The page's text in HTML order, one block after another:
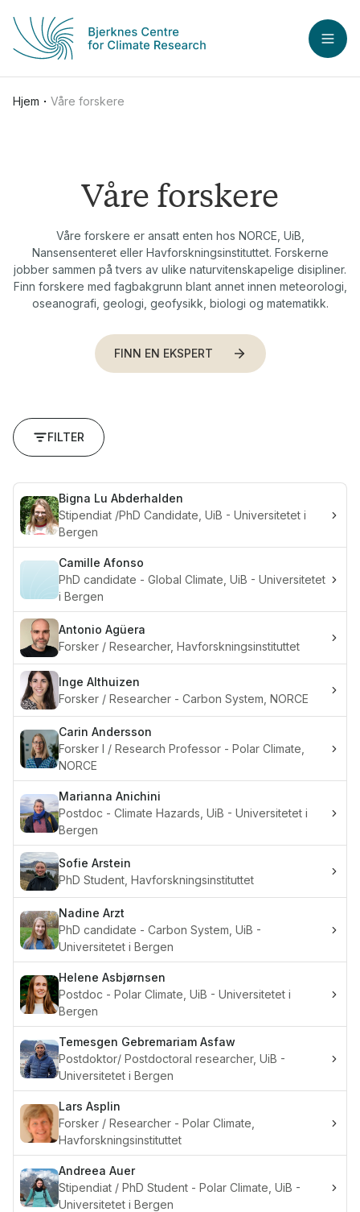
Hjem Våre forskere
Våre forskere
Våre forskere er ansatt enten hos NORCE, UiB,
Nansensenteret eller Havforskningsinstituttet. Forskerne
jobber sammen på tvers av ulike naturvitenskapelige disipliner.
Finn forskere med fagbakgrunn blant annet innen meteorologi,
oseanografi, geologi, geofysikk, biologi og matematikk.
FINN EN EKSPERT
FILTER
Bigna Lu Abderhalden
Stipendiat /PhD Candidate, UiB - Universitetet i
Bergen
Camille Afonso
PhD candidate - Global Climate, UiB - Universitetet
i Bergen
Antonio Agüera
Forsker / Researcher, Havforskningsinstituttet
Inge Althuizen
Forsker / Researcher - Carbon System, NORCE
Carin Andersson
Forsker I / Research Professor - Polar Climate,
NORCE
Marianna Anichini
Postdoc - Climate Hazards, UiB - Universitetet i
Bergen
Sofie Arstein
PhD Student, Havforskningsinstituttet
Nadine Arzt
PhD candidate - Carbon System, UiB -
Universitetet i Bergen
Helene Asbjørnsen
Postdoc - Polar Climate, UiB - Universitetet i
Bergen
Temesgen Gebremariam Asfaw
Postdoktor/ Postdoctoral researcher, UiB -
Universitetet i Bergen
Lars Asplin
Forsker / Researcher - Polar Climate,
Havforskningsinstituttet
Andreea Auer
Stipendiat / PhD Student - Polar Climate, UiB -
Universitetet i Bergen